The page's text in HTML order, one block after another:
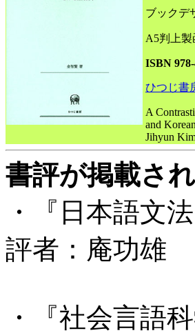
ブックデ
A5判上
ISBN
ひつじ書
A
and Korean
Jihyun
書評が掲載さ
・『日本語文
評者：庵功雄
・『社会言語